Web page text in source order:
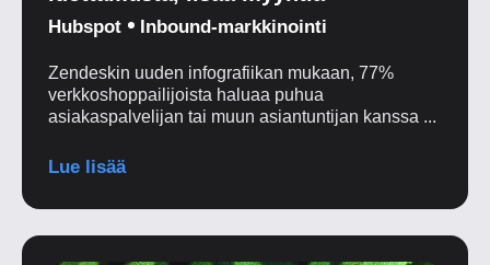
Hubspot Inbound-markkinointi
Zendeskin uuden infografiikan mukaan, 77%
verkkoshoppailijoista haluaa puhua
asiakaspalvelijan tai muun asiantuntijan kanssa ...
Lue lisää